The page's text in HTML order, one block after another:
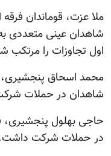
ملا عزت، قوماندان
شاهدان عینی متعددی
اول تجاوزات را مرتکب
محمد اسحاق پنجشیری،
شاهدان در حملات
حاجی بهلول پنجشیری،
در حملات شرکت